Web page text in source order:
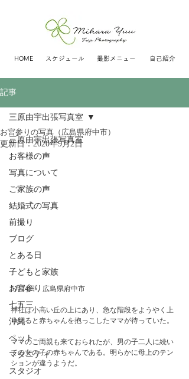
HOME スケジュール 撮影メニュー 自己紹介
記事
三原由宇出張写真室
お客様の声
写真について
ご家族の声
結婚式の写真
前撮り
ブログ
とある日
子どもと家族
お宮参り
七五三
沖縄
ペット
マタニティ
スタジオ
三原由宇出張写真室
お宮参りの写真（広島県府中市）
更新日：2020年9月2日
5月24日　広島県府中市
神社は小高い丘の上にあり、急な階段をようやく上
り切ると赤ちゃんを抱っこしたママが待っていた。
ママのご両親も来ておられたが、男の子二人に続い
ての女の子の赤ちゃんである。明らかに母上のテン
ションが違うようだ。